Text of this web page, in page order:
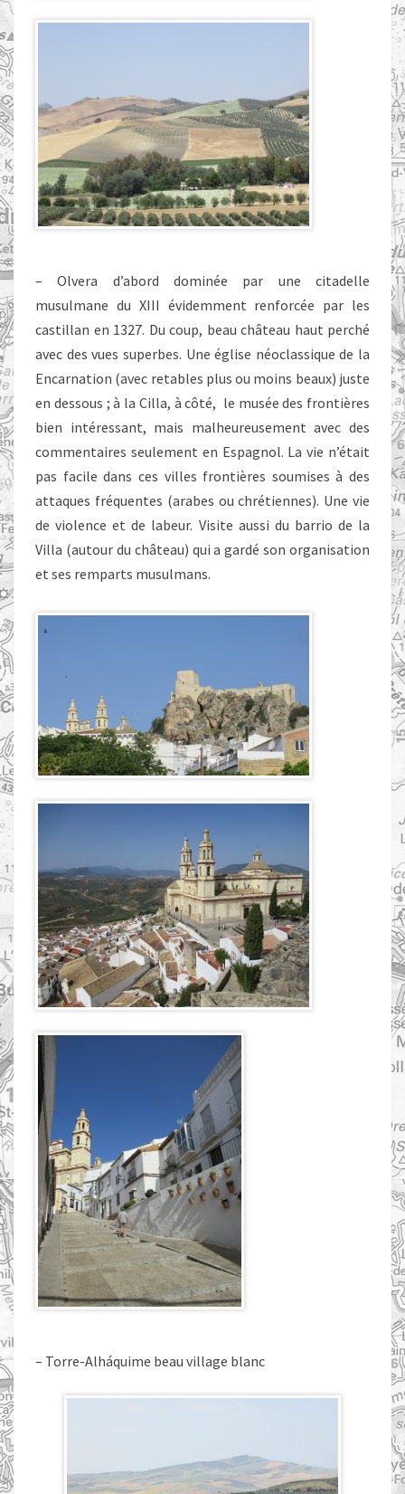
– Olvera d’abord dominée par une citadelle
musulmane du XIII évidemment renforcée par les
castillan en 1327. Du coup, beau château haut perché
avec des vues superbes. Une église néoclassique de la
Encarnation (avec retables plus ou moins beaux) juste
en dessous ; à la Cilla, à côté, le musée des frontières
bien intéressant, mais malheureusement avec des
commentaires seulement en Espagnol. La vie n’était
pas facile dans ces villes frontières soumises à des
attaques fréquentes (arabes ou chrétiennes). Une vie
de violence et de labeur. Visite aussi du barrio de la
Villa (autour du château) qui a gardé son organisation
et ses remparts musulmans.
– Torre-Alháquime beau village blanc